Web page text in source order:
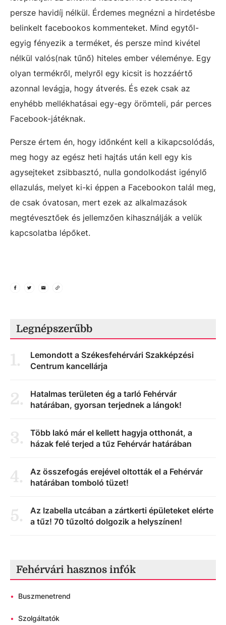
persze havidíj nélkül. Érdemes megnézni a hirdetésbe
belinkelt facebookos kommenteket. Mind egytől-
egyig fényezik a terméket, és persze mind kivétel
nélkül valós(nak tűnő) hiteles ember véleménye. Egy
olyan termékről, melyről egy kicsit is hozzáértő
azonnal levágja, hogy átverés. És ezek csak az
enyhébb mellékhatásai egy-egy örömteli, pár perces
Facebook-játéknak.
Persze értem én, hogy időnként kell a kikapcsolódás,
meg hogy az egész heti hajtás után kell egy kis
agysejteket zsibbasztó, nulla gondolkodást igénylő
ellazulás, melyet ki-ki éppen a Facebookon talál meg,
de csak óvatosan, mert ezek az alkalmazások
megtévesztőek és jellemzően kihasználják a velük
kapcsolatba lépőket.
Legnépszerűbb
1.
Lemondott a Székesfehérvári Szakképzési
Centrum kancellárja
2.
Hatalmas területen ég a tarló Fehérvár
határában, gyorsan terjednek a lángok!
3.
Több lakó már el kellett hagyja otthonát, a
házak felé terjed a tűz Fehérvár határában
4.
Az összefogás erejével oltották el a Fehérvár
határában tomboló tüzet!
5.
Az Izabella utcában a zártkerti épületeket elérte
a tűz! 70 tűzoltó dolgozik a helyszínen!
Fehérvári hasznos infók
• Buszmenetrend
• Szolgáltatók